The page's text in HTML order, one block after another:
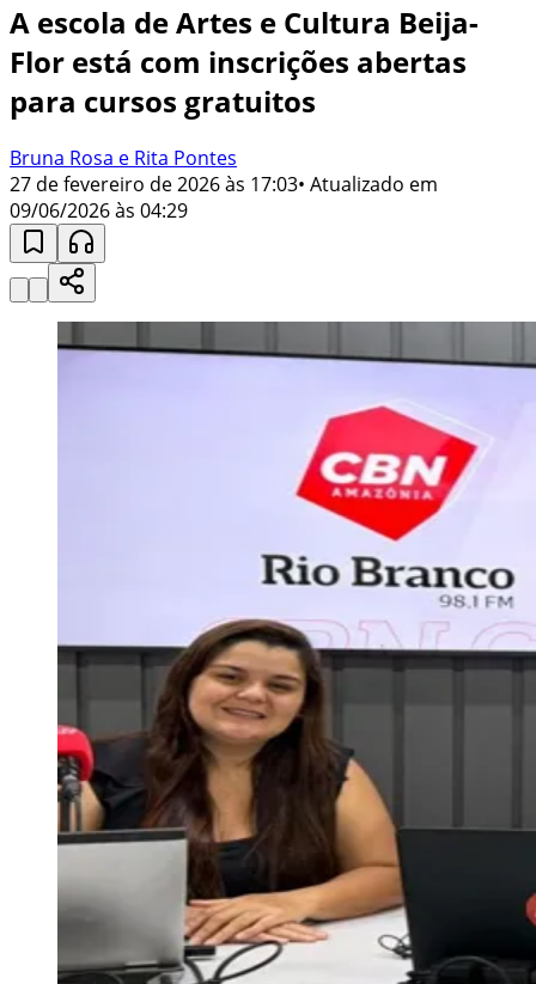
A escola de Artes e Cultura Beija-
Flor está com inscrições abertas
para cursos gratuitos
Bruna Rosa e Rita Pontes
27 de fevereiro de 2026 às 17:03• Atualizado em
09/06/2026 às 04:29